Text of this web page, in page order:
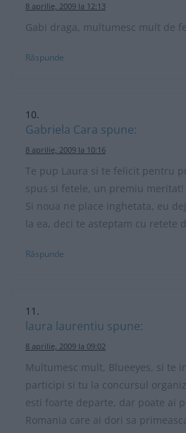
8 aprilie, 2009 la 12:13
Gabi draga, multumesc mult de
Răspunde
Gabriela Cara spune:
8 aprilie, 2009 la 10:16
Te pup Laura si te felicit pentru
spus si fetele, un premiu meritat!
Si noua ne place inghetata, eu
la ea, deci te asteptam cu retete
Răspunde
laura laurentiu spune:
8 aprilie, 2009 la 09:02
Multumesc mult, Blueeyes, si te
participi si tu la concursul
esti foarte departe, dar poate ai
Romania care ai dori sa